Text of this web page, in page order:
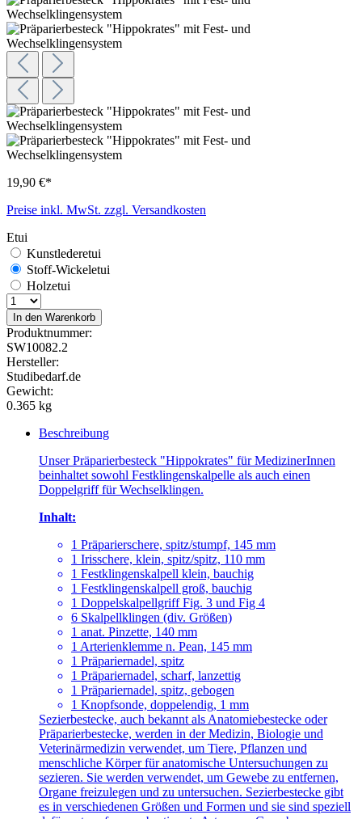
19,90 €*
Preise inkl. MwSt. zzgl. Versandkosten
Etui
Kunstlederetui
Stoff-Wickeletui
Holzetui
In den Warenkorb
Produktnummer:
SW10082.2
Hersteller:
Studibedarf.de
Gewicht:
0.365 kg
Beschreibung
Unser Präparierbesteck "Hippokrates" für MedizinerInnen
beinhaltet sowohl Festklingenskalpelle als auch einen
Doppelgriff für Wechselklingen.
Inhalt:
1 Präparierschere, spitz/stumpf, 145 mm
1 Irisschere, klein, spitz/spitz, 110 mm
1 Festklingenskalpell klein, bauchig
1 Festklingenskalpell groß, bauchig
1 Doppelskalpellgriff Fig. 3 und Fig 4
6 Skalpellklingen (div. Größen)
1 anat. Pinzette, 140 mm
1 Arterienklemme n. Pean, 145 mm
1 Präpariernadel, spitz
1 Präpariernadel, scharf, lanzettig
1 Präpariernadel, spitz, gebogen
1 Knopfsonde, doppelendig, 1 mm
Sezierbestecke, auch bekannt als Anatomiebestecke oder
Präparierbestecke, werden in der Medizin, Biologie und
Veterinärmedizin verwendet, um Tiere, Pflanzen und
menschliche Körper für anatomische Untersuchungen zu
sezieren. Sie werden verwendet, um Gewebe zu entfernen,
Organe freizulegen und zu untersuchen. Sezierbestecke gibt
es in verschiedenen Größen und Formen und sie sind speziell